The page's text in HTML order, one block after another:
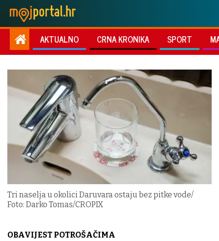
AKTUALNO CRNA KRONIKA SPORT
Tri naselja u okolici Daruvara ostaju bez pitke vode/
Foto: Darko Tomas/CROPIX
OBAVIJEST POTROŠAČIMA